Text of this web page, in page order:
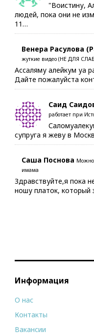
"Воистину,
людей, пока они не
11…
Венера Расулова
жуткие видео (НЕ ДЛЯ
Ассаляму алейкум уа
Дайте пожалуйста
Саид
работает при
супруга я жеву в
Саша Поснова Можно
имама
Здравствуйте,я пока
ношу платок, который
Информация
О нас
Контакты
Вакансии